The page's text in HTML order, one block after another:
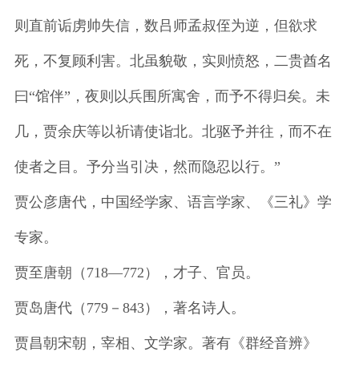
则直前诟虏帅失信，数吕师孟叔侄为逆，但欲求
死，不复顾利害。北虽貌敬，实则愤怒，二贵酋名
曰“馆伴”，夜则以兵围所寓舍，而予不得归矣。未
几，贾余庆等以祈请使诣北。北驱予并往，而不在
使者之目。予分当引决，然而隐忍以行。”
贾公彦唐代，中国经学家、语言学家、《三礼》学
专家。
贾至唐朝（718—772），才子、官员。
贾岛唐代（779－843），著名诗人。
贾昌朝宋朝，宰相、文学家。著有《群经音辨》